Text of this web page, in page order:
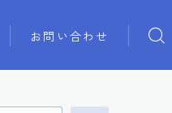
お問い合わせ